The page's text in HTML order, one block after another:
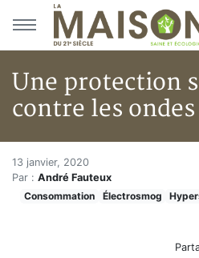
Aller au menu principal
Aller au contenu principal
Une protection
contre les ondes
Accueil
Articles
Maisons saines
Une protection
Une protection
13 janvier, 2020
Par : André Fauteux
Consommation
Électrosmog